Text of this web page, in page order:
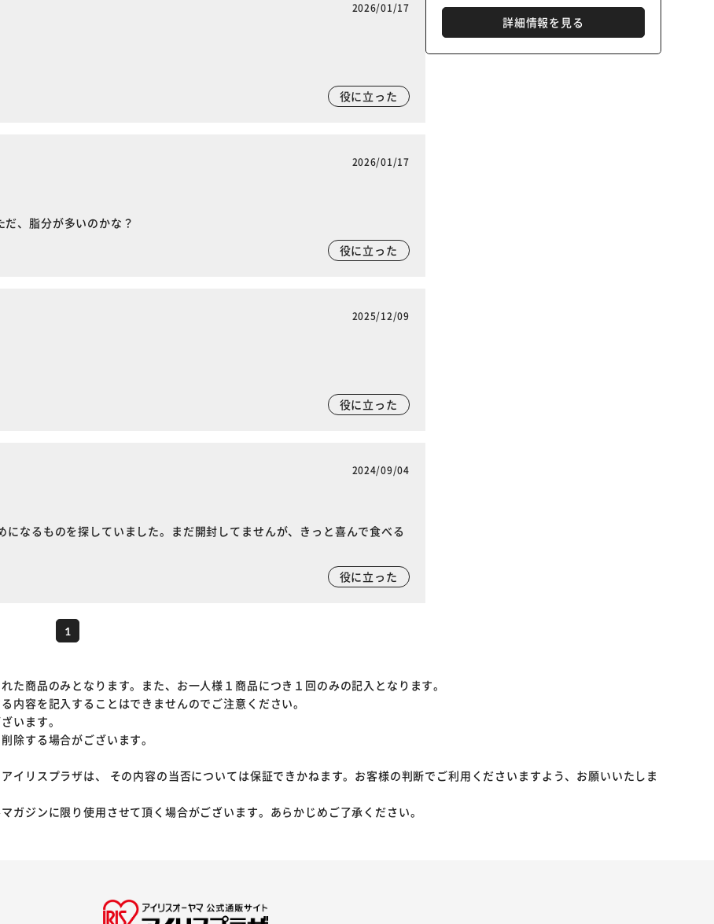
詳細情報を見る
2026/01/17
役に立った
2026/01/17
、脂分が多いのかな？
役に立った
2025/12/09
役に立った
2024/09/04
なるものを探していました。まだ開封してませんが、きっと喜んで食べる
役に立った
1
た商品のみとなります。また、お一人様１商品につき１回のみの記入となります。
内容を記入することはできませんのでご注意ください。
います。
除する場合がございます。
イリスプラザは、 その内容の当否については保証できかねます。お客様の判断でご利用くださいますよう、お願いいたしま
ガジンに限り使用させて頂く場合がございます。あらかじめご了承ください。